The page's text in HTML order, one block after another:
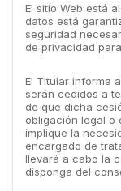
El sitio Web está
datos está
seguridad
de privacidad
El Titular informa
serán cedidos a
de que dicha
obligación legal o
implique la
encargado de
llevará a cabo la
disponga del